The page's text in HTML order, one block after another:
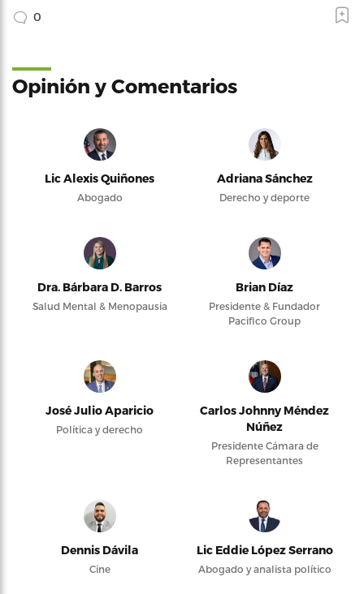
0
Opinión y Comentarios
Lic Alexis Quiñones
Abogado
Adriana Sánchez
Derecho y deporte
Dra. Bárbara D. Barros
Salud Mental & Menopausia
Brian Díaz
Presidente & Fundador
Pacifico Group
José Julio Aparicio
Política y derecho
Carlos Johnny Méndez
Núñez
Presidente Cámara de
Representantes
Dennis Dávila
Cine
Lic Eddie López Serrano
Abogado y analista político